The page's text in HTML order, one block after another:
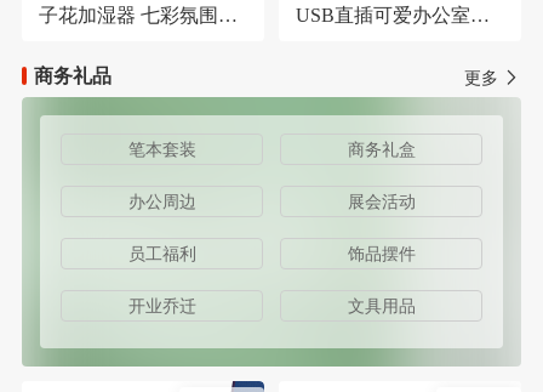
子花加湿器 七彩氛围灯
USB直插可爱办公室桌
商务礼品
更多
笔本套装 商务礼盒
办公周边 展会活动
员工福利 饰品摆件
开业乔迁 文具用品